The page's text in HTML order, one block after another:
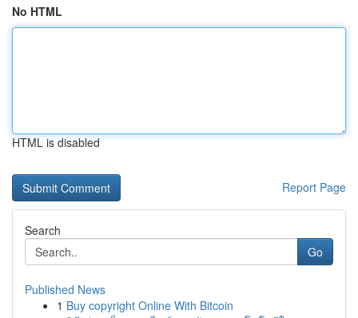
No HTML
HTML is disabled
Report Page
Search
Go
Published News
1 Buy copyright Online With Bitcoin